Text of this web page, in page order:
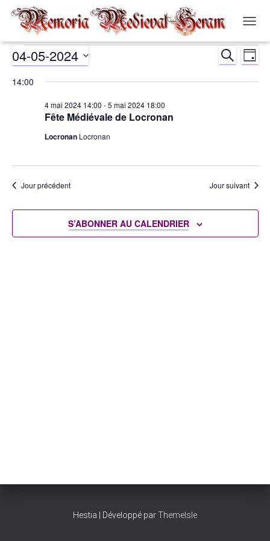
LA
Évènements
for
et
vues
de
JOUR
04-05-2024
une
14:00
Fête Médiévale de Locronan
4 mai 2024 14:00 -5 mai 2024 18:00
Locronan Locronan
Jour précédent Jour suivant
S’ABONNER AU CALENDRIER
Hestia | Développé parThemeIsle